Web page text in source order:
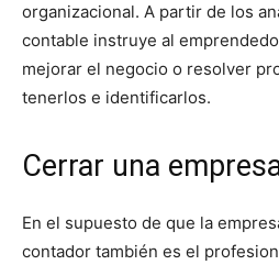
organizacional. A partir de los
contable instruye al
mejorar el negocio o resolver
tenerlos e identificarlos.
Cerrar una
En el supuesto de que la
contador también es el